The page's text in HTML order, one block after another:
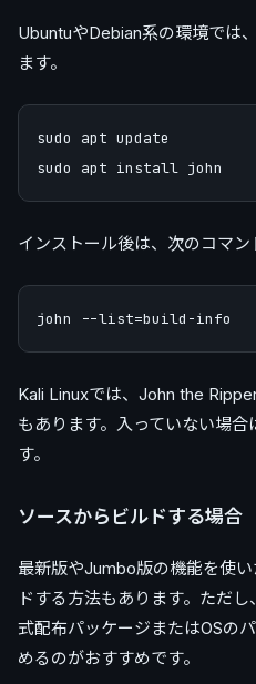
UbuntuやDebian系の環境では
ます。
sudo apt update
インストール後は、次のコマン
Kali Linuxでは、John the
もあります。入っていない場合
す。
ソースからビルドする場合
最新版やJumbo版の機能を使
ドする方法もあります。ただ
式配布パッケージまたはOSの
めるのがおすすめです。